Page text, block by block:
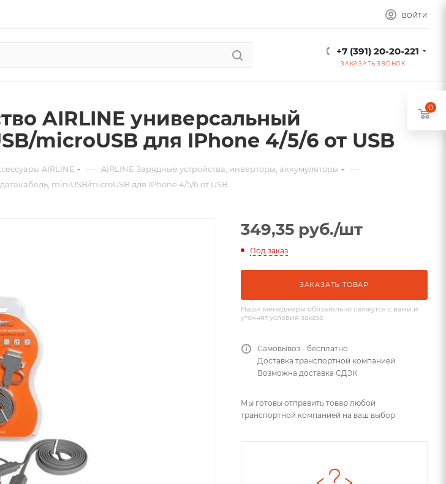
ВОЙТИ
+7 (391) 20-20-221
ЗАКАЗАТЬ ЗВОНОК
AIRLINE универсальный
microUSB для IPhone 4/5/6 от USB
AIRLINE — AIRLINE Зарядные устройства, инверторы, аккумуляторы —
miniUSB/microUSB для IPhone 4/5/6 от USB
349,35 руб./шт
Под заказ
ЗАКАЗАТЬ ТОВАР
Наши менеджеры обязательно свяжутся с вами и
уточнят условия заказа
Самовывоз - бесплатно
Доставка транспортной компанией
Возможна доставка СДЭК
Мы готовы отправить товар любой
транспортной компанией на ваш выбор
0